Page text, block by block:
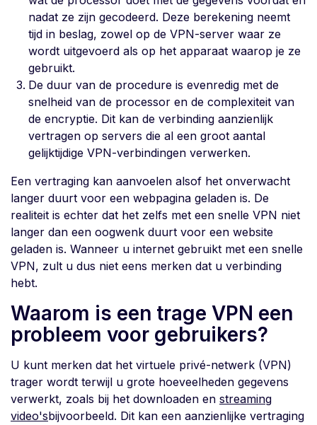
nadat ze zijn gecodeerd. Deze berekening neemt
tijd in beslag, zowel op de VPN-server waar ze
wordt uitgevoerd als op het apparaat waarop je ze
gebruikt.
De duur van de procedure is evenredig met de
snelheid van de processor en de complexiteit van
de encryptie. Dit kan de verbinding aanzienlijk
vertragen op servers die al een groot aantal
gelijktijdige VPN-verbindingen verwerken.
Een vertraging kan aanvoelen alsof het onverwacht
langer duurt voor een webpagina geladen is. De
realiteit is echter dat het zelfs met een snelle VPN niet
langer dan een oogwenk duurt voor een website
geladen is. Wanneer u internet gebruikt met een snelle
VPN, zult u dus niet eens merken dat u verbinding
hebt.
Waarom is een trage VPN een
probleem voor gebruikers?
U kunt merken dat het virtuele privé-netwerk (VPN)
trager wordt terwijl u grote hoeveelheden gegevens
verwerkt, zoals bij het downloaden en streaming
video'sbijvoorbeeld. Dit kan een aanzienlijke vertraging